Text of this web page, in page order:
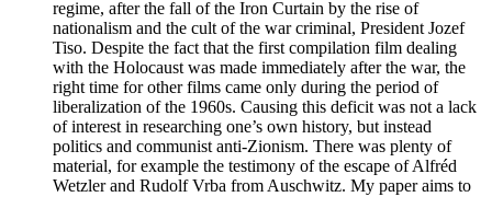
regime, after the fall of the Iron Curtain by the rise of
nationalism and the cult of the war criminal, President Jozef
Tiso. Despite the fact that the first compilation film dealing
with the Holocaust was made immediately after the war, the
right time for other films came only during the period of
liberalization of the 1960s. Causing this deficit was not a lack
of interest in researching one’s own history, but instead
politics and communist anti-Zionism. There was plenty of
material, for example the testimony of the escape of Alfréd
Wetzler and Rudolf Vrba from Auschwitz. My paper aims to